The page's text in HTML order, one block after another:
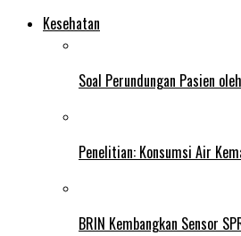
Kesehatan
Soal Perundungan Pasien
Penelitian: Konsumsi Air
BRIN Kembangkan Sensor